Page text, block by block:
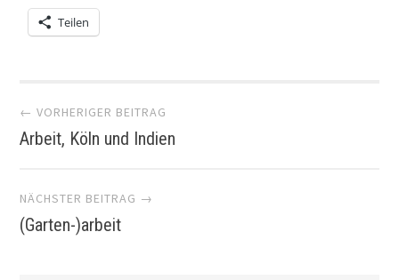
Teilen
Artikel-
Navigation
← VORHERIGER BEITRAG
Arbeit, Köln und Indien
NÄCHSTER BEITRAG →
(Garten-)arbeit